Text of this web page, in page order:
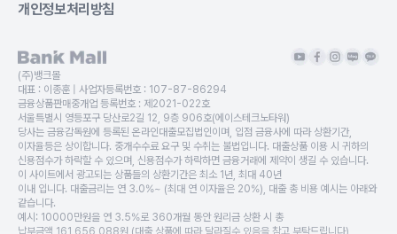
개인정보처리방침
(주)뱅크몰
대표 : 이종훈 | 사업자등록번호 : 107-87-86294
금융상품판매중개업 등록번호 : 제2021-022호
서울특별시 영등포구 당산로2길 12, 9층 906호(에이스테크노타워)
당사는 금융감독원에 등록된 온라인대출모집법인이며, 입점 금융사에 따라 상환기간,
이자율등은 상이합니다. 중개수수료 요구 및 수취는 불법입니다. 대출상품 이용 시 귀하의
신용점수가 하락할 수 있으며, 신용점수가 하락하면 금융거래에 제약이 생길 수 있습니다.
이 사이트에서 광고되는 상품들의 상환기간은 최소 1년, 최대 40년
이내 입니다. 대출금리는 연 3.0%~ (최대 연 이자율은 20%), 대출 총 비용 예시는 아래와
같습니다.
예시: 10000만원을 연 3.5%로 360개월 동안 원리금 상환 시 총
납부금액 161,656,088원 (대출 상품에 따라 달라질수 있음을 참고 부탁드립니다)